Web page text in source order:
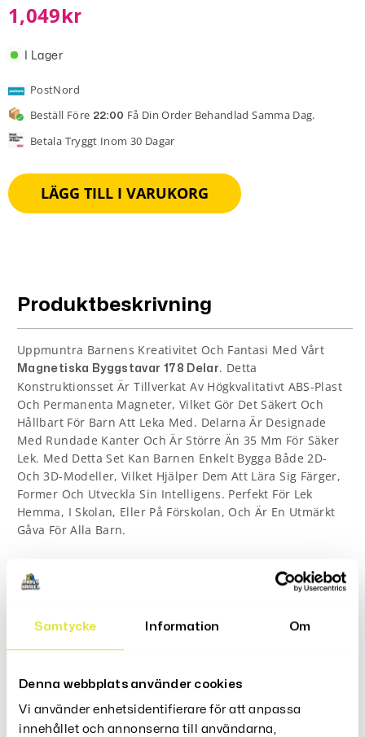
Samtycke Information Om
Denna webbplats använder cookies
Vi använder enhetsidentifierare för att anpassa
innehållet och annonserna till användarna,
1,049 Kr
I Lager
PostNord
Beställ Före 22:00 Få Din Order Behandlad Samma Dag.
Betala Tryggt Inom 30 Dagar
LÄGG TILL I VARUKORG
Produktbeskrivning
Uppmuntra Barnens Kreativitet Och Fantasi Med Vårt
Magnetiska Byggstavar 178 Delar. Detta
Konstruktionsset Är Tillverkat Av Högkvalitativt ABS-Plast
Och Permanenta Magneter, Vilket Gör Det Säkert Och
Hållbart För Barn Att Leka Med. Delarna Är Designade
Med Rundade Kanter Och Är Större Än 35 Mm För Säker
Lek. Med Detta Set Kan Barnen Enkelt Bygga Både 2D-
Och 3D-Modeller, Vilket Hjälper Dem Att Lära Sig Färger,
Former Och Utveckla Sin Intelligens. Perfekt För Lek
Hemma, I Skolan, Eller På Förskolan, Och Är En Utmärkt
Gåva För Alla Barn.
permanenta magneter för säker och hållbar lek.
kreativitet.
Pedagogiskt Leksak: Hjälper barn att identifiera
färger och former, och främjar